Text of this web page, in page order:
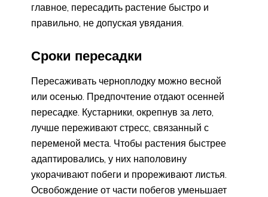
главное, пересадить растение быстро и
правильно, не допуская увядания.
Сроки пересадки
Пересаживать черноплодку можно весной
или осенью. Предпочтение отдают осенней
пересадке. Кустарники, окрепнув за лето,
лучше переживают стресс, связанный с
переменой места. Чтобы растения быстрее
адаптировались, у них наполовину
укорачивают побеги и прореживают листья.
Освобождение от части побегов уменьшает